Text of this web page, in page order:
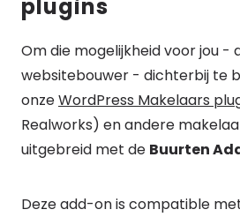
plugins
Om die mogelijkheid voor jou -
websitebouwer - dichterbij te
onzeWordPress Makelaars
Realworks) en andere
uitgebreid met de Buurten
Deze add-on is compatible